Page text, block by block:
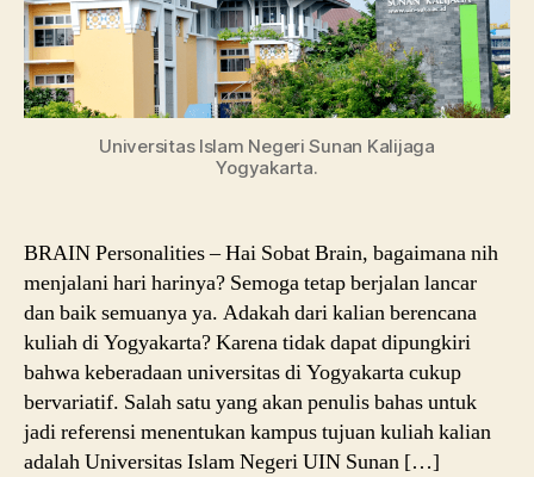
Universitas Islam Negeri Sunan Kalijaga
Yogyakarta.
BRAIN Personalities – Hai Sobat Brain, bagaimana nih
menjalani hari harinya? Semoga tetap berjalan lancar
dan baik semuanya ya. Adakah dari kalian berencana
kuliah di Yogyakarta? Karena tidak dapat dipungkiri
bahwa keberadaan universitas di Yogyakarta cukup
bervariatif. Salah satu yang akan penulis bahas untuk
jadi referensi menentukan kampus tujuan kuliah kalian
adalah Universitas Islam Negeri UIN Sunan […]